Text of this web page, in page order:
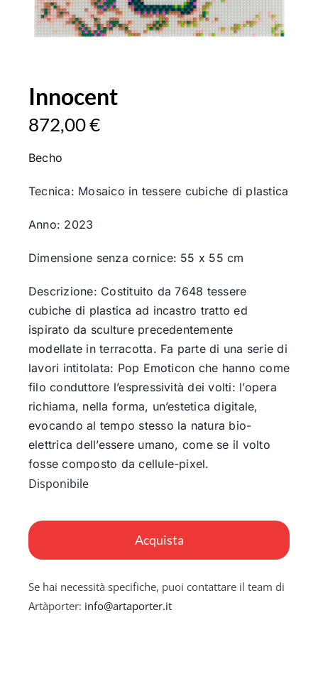
Innocent
872,00€
Becho
Tecnica: Mosaico in tessere cubiche di plastica
Anno: 2023
Dimensione senza cornice: 55 x 55 cm
Descrizione: Costituito da 7648 tessere
cubiche di plastica ad incastro tratto ed
ispirato da sculture precedentemente
modellate in terracotta. Fa parte di una serie di
lavori intitolata: Pop Emoticon che hanno come
filo conduttore l’espressività dei volti: l’opera
richiama, nella forma, un’estetica digitale,
evocando al tempo stesso la natura bio-
elettrica dell’essere umano, come se il volto
fosse composto da cellule-pixel.
Disponibile
Acquista
Se hai necessità specifiche, puoi contattare il team di
Artàporter: info@artaporter.it